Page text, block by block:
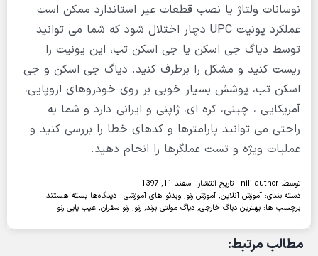
نوسانات ولتاژ یا نصب قطعات غیر استاندارد ممکن است
عملکرد یونیت UPC دچار اختلال شود که شما می توانید
توسط دیاگ جی اسکن یا جی اسکن تب، این یونیت را
ریست کنید و مشکل را برطرف کنید. دیاگ جی اسکن و جی
اسکن تب، پوشش بسیار خوبی بر روی خودروهای اروپایی،
آمریکایی ، چینی، کره ای، ژاپنی و ایرانی دارد و شما به
راحتی می توانید پارامترها و کدهای خطا را بررسی کنید و
عملیات ویژه و تست عملگرها را انجام دهید.
توسط: nili-author
تاریخ انتشار: اسفند 11, 1397
دسته بندی: آموزش آنلاین, آموزش رنو, ویدئو های آموزشی دیدگاه‌ها برای
ویدئو:ریست
یونیت
UPC
بسته هستند
برچسب ها: بهترین دیاگ خارجی, دیاگ مولتی برند, رنو, رنو سفران, عیب یابی رنو
مطالب مرتبط: